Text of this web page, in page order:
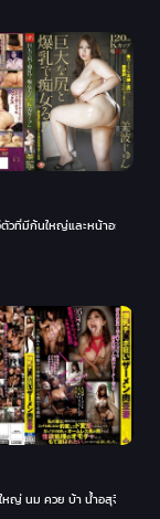
ตัวที่มีก้นใหญ่และหน้าอกใหญ่!
หญ่ นม ควย บ้า น้ำอสุจิ เนื้อ